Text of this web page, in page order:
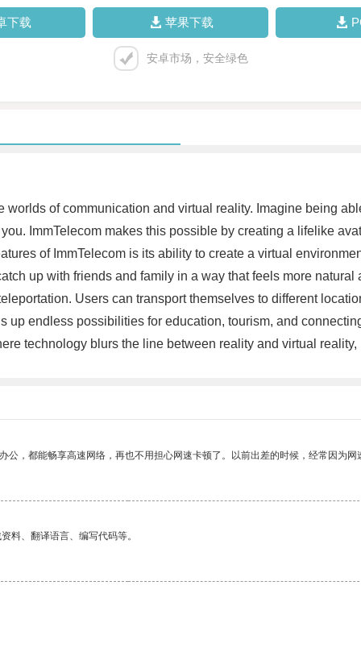
下载 苹果下载
安卓市场，安全绿色
of communication and virtual reality. Imagine being
ImmTelecom makes this possible by creating a lifelike
of ImmTelecom is its ability to create a virtual
up with friends and family in a way that feels more
Users can transport themselves to different
endless possibilities for education, tourism, and
technology blurs the line between reality and virtual
，都能畅享高速网络，再也不用担心网速卡顿了。以前出差的时候，经常因为
料、翻译语言、编写代码等。